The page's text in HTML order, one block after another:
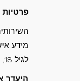
פרטיות
מידע
לגיל 18, נפעל למחיקתו.
היעדר